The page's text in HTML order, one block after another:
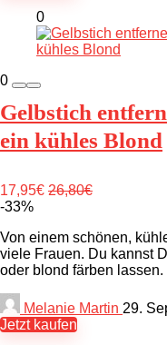
0
0
Gelbstich
ein kühles Blond
17,95€ 26,80€
-33%
Von einem schönen,
viele Frauen. Du kannst
oder blond färben
Melanie Martin 29.
Jetzt kaufen